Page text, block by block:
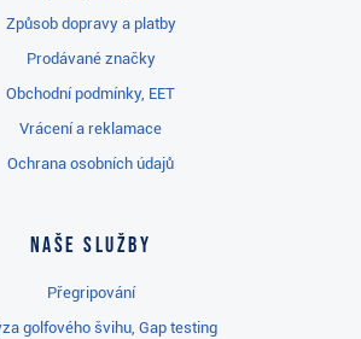
Způsob dopravy a platby
Prodávané značky
Obchodní podmínky, EET
Vrácení a reklamace
Ochrana osobních údajů
Naše služby
Přegripování
golfového švihu, Gap testing